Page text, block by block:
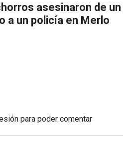
asesinaron de un
a un policía en Merlo
para poder comentar